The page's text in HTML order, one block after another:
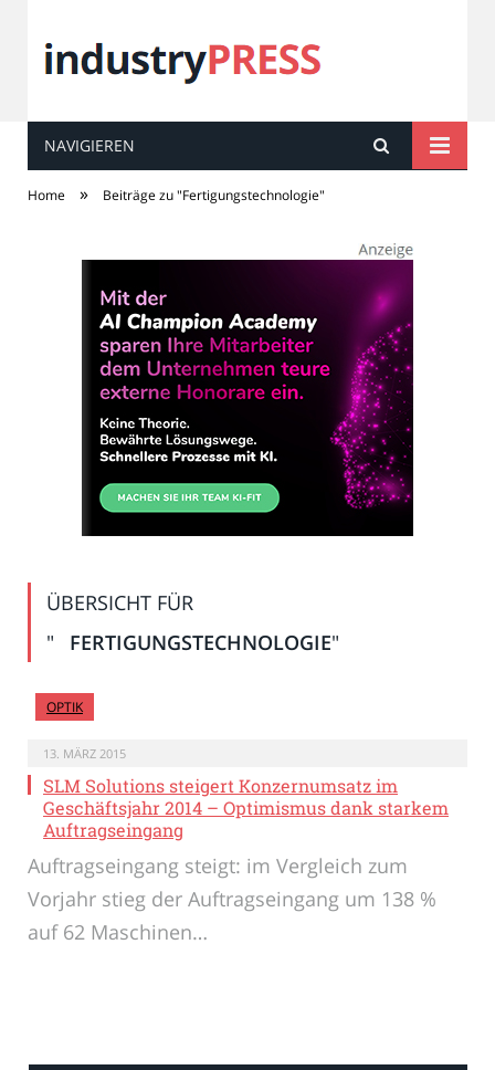
industryPRESS
NAVIGIEREN
Home » Beiträge zu "Fertigungstechnologie"
ÜBERSICHT FÜR
"
FERTIGUNGSTECHNOLOGIE"
OPTIK
13. MÄRZ 2015
SLM Solutions steigert Konzernumsatz im
Geschäftsjahr 2014 – Optimismus dank starkem
Auftragseingang
Auftragseingang steigt: im Vergleich zum
Vorjahr stieg der Auftragseingang um 138 %
auf 62 Maschinen…